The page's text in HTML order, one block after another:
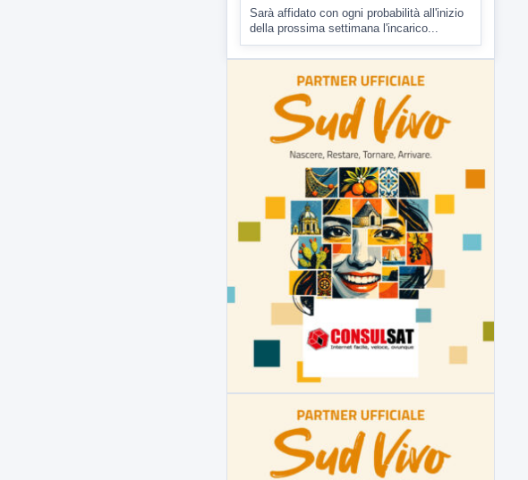
7 AGOSTO 2026
Malore o aggressione? Sarà
l'autopsia a chiarire il giallo di Villa
Adriana
Sarà affidato con ogni probabilità all'inizio
della prossima settimana l'incarico...